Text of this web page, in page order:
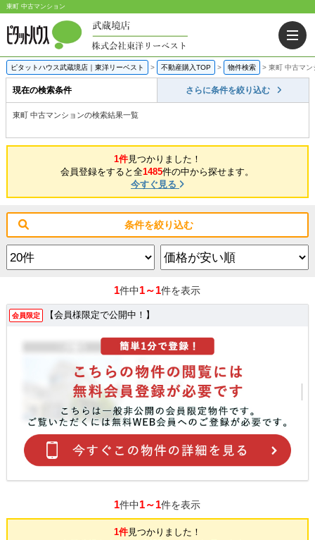
東町 中古マンション
ピタットハウス武蔵境店｜東洋リーベスト > 不動産購入TOP > 物件検索 > 東町 中古マン
現在の検索条件 さらに条件を絞り込む
東町 中古マンションの検索結果一覧
1件見つかりました！
会員登録をすると全1485件の中から探せます。
今すぐ見る
条件を絞り込む
1件中1～1件を表示
会員限定 【会員様限定で公開中！】
1件中1～1件を表示
1件見つかりました！